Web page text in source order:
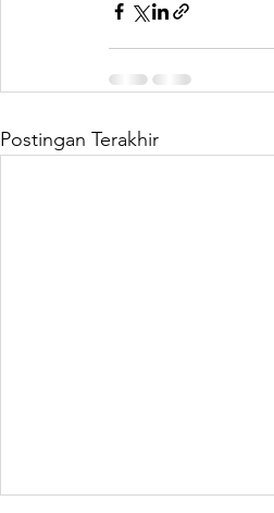
Postingan Terakhir